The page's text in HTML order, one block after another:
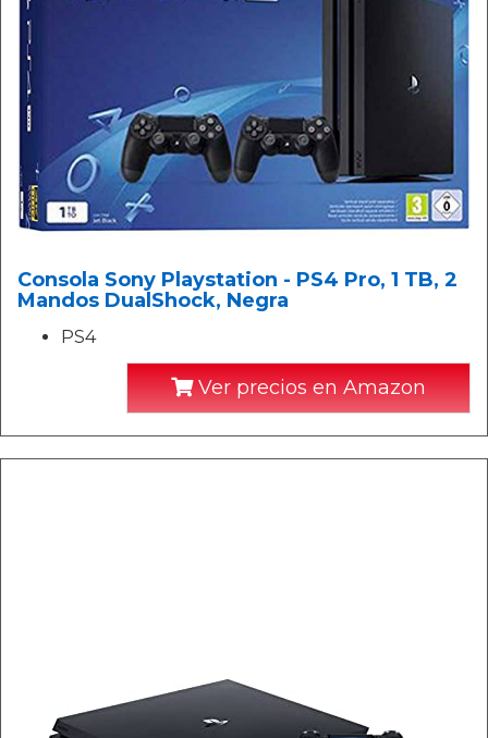
Consola Sony Playstation - PS4 Pro, 1 TB, 2
Mandos DualShock, Negra
PS4
Ver precios en Amazon